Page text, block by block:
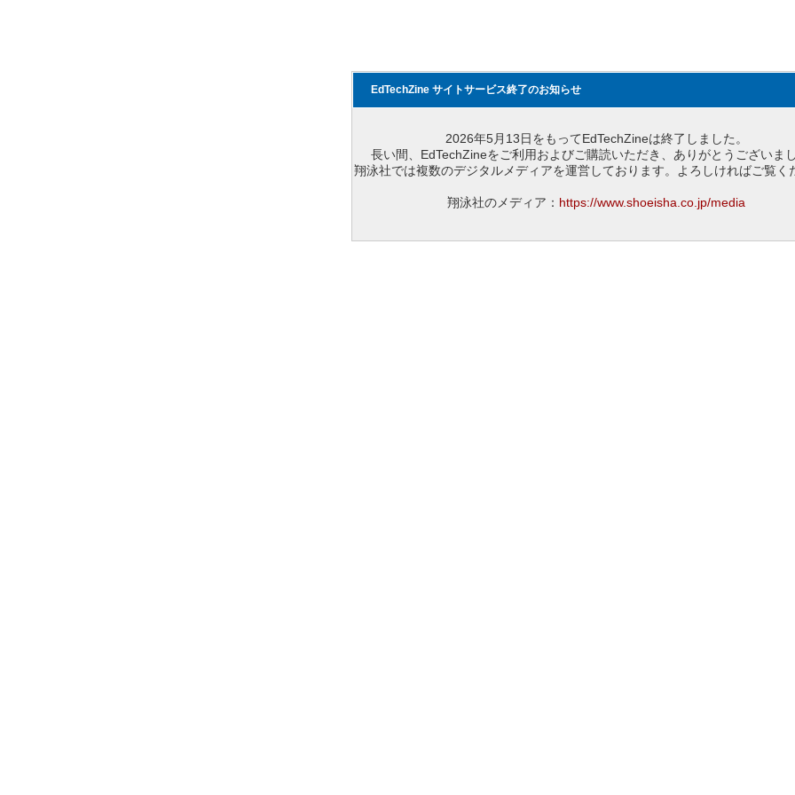
EdTechZine サイトサービス終了のお知らせ
2026年5月13日をもってEdTechZineは終了しました。
長い間、EdTechZineをご利用およびご購読いただき、ありがとうございまし
翔泳社では複数のデジタルメディアを運営しております。よろしければご覧く
翔泳社のメディア： https://www.shoeisha.co.jp/media